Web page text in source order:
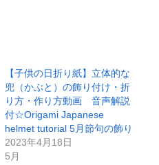
【子供の日折り紙】立体的な
兜（かぶと）の飾り付け・折
り方・作り方動画 音声解説
付☆Origami Japanese
helmet tutorial 5月節句の飾り
2023年4月18日
5月